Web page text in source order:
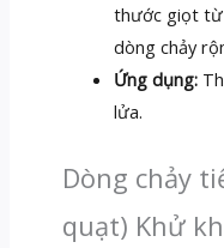
thước giọt từ
dòng chảy
Ứng dụng:
lửa.
Dòng chảy
quạt) Khử